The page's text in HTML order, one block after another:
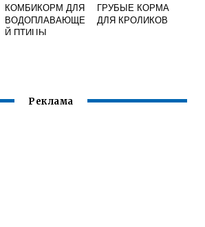
КОМБИКОРМ ДЛЯ
ВОДОПЛАВАЮЩЕ
Й ПТИЦЫ
ГРУБЫЕ КОРМА
ДЛЯ КРОЛИКОВ
Реклама